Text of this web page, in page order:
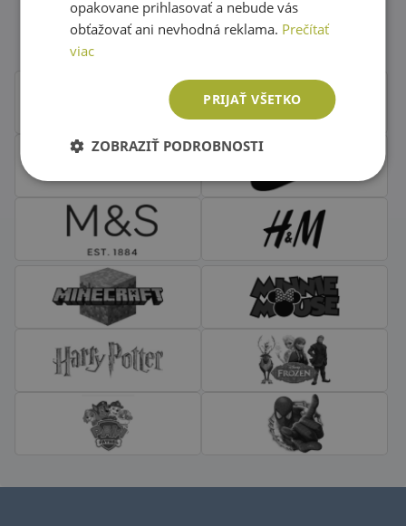
oblečenia
opakovane prihlasovať a nebude vás
obťažovať ani nevhodná reklama. Prečítať
viac
PRIJAŤ VŠETKO
ZOBRAZIŤ PODROBNOSTI